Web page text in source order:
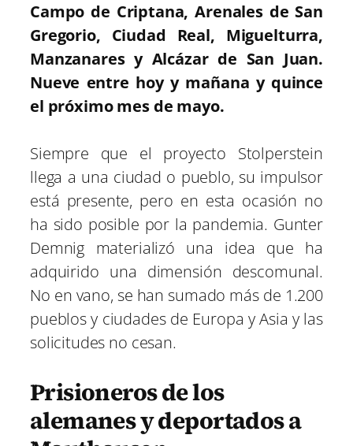
Campo de Criptana, Arenales de San
Gregorio, Ciudad Real, Miguelturra,
Manzanares y Alcázar de San Juan.
Nueve entre hoy y mañana y quince
el próximo mes de mayo.
Siempre que el proyecto Stolperstein
llega a una ciudad o pueblo, su impulsor
está presente, pero en esta ocasión no
ha sido posible por la pandemia. Gunter
Demnig materializó una idea que ha
adquirido una dimensión descomunal.
No en vano, se han sumado más de 1.200
pueblos y ciudades de Europa y Asia y las
solicitudes no cesan.
Prisioneros de los
alemanes y deportados a